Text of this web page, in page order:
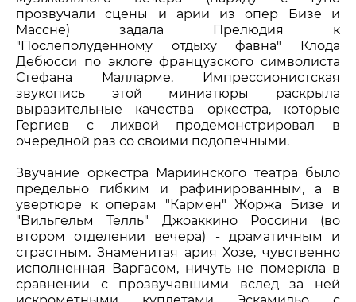
прозвучали сцены и арии из опер Бизе и
Массне) задала Прелюдия к
"Послеполуденному отдыху фавна" Клода
Дебюсси по эклоге французского символиста
Стефана Малларме. Импрессионистская
звукопись этой миниатюры раскрыла
выразительные качества оркестра, которые
Гергиев с лихвой продемонстрировал в
очередной раз со своими подопечными.
Звучание оркестра Мариинского театра было
предельно гибким и рафинированным, а в
увертюре к операм "Кармен" Жоржа Бизе и
"Вильгельм Телль" Джоаккино Россини (во
втором отделении вечера) - драматичным и
страстным. Знаменитая ария Хозе, чувственно
исполненная Варгасом, ничуть не померкла в
сравнении с прозвучавшими вслед за ней